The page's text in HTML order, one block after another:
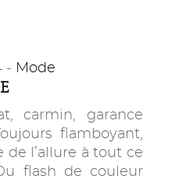
- Mode
carmin, garance
flamboyant,
de l’allure à tout ce
flash de couleur